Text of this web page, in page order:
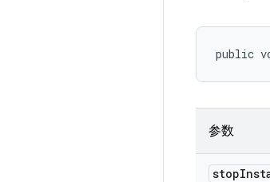
public
参数
stop